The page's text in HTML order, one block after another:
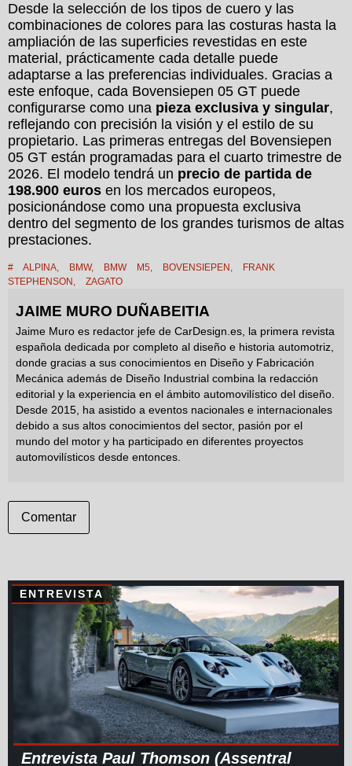
Desde la selección de los tipos de cuero y las
combinaciones de colores para las costuras hasta la
ampliación de las superficies revestidas en este
material, prácticamente cada detalle puede
adaptarse a las preferencias individuales. Gracias a
este enfoque, cada Bovensiepen 05 GT puede
configurarse como una pieza exclusiva y singular,
reflejando con precisión la visión y el estilo de su
propietario. Las primeras entregas del Bovensiepen
05 GT están programadas para el cuarto trimestre de
2026. El modelo tendrá un precio de partida de
198.900 euros en los mercados europeos,
posicionándose como una propuesta exclusiva
dentro del segmento de los grandes turismos de altas
prestaciones.
# ALPINA BMW, BMW M5 BOVENSIEPEN
FRANK
STEPHENSON
ZAGATO
JAIME MURO DUÑABEITIA
Jaime Muro es redactor jefe de CarDesign.es, la primera revista
española dedicada por completo al diseño e historia automotriz,
donde gracias a sus conocimientos en Diseño y Fabricación
Mecánica además de Diseño Industrial combina la redacción
editorial y la experiencia en el ámbito automovilístico del diseño.
Desde 2015, ha asistido a eventos nacionales e internacionales
debido a sus altos conocimientos del sector, pasión por el
mundo del motor y ha participado en diferentes proyectos
automovilísticos desde entonces.
Comentar
ENTREVISTA
Entrevista Paul Thomson (Assentral